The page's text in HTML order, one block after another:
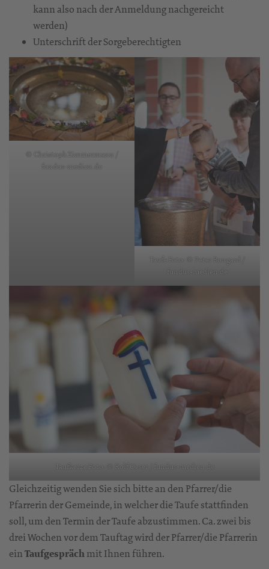
kann also nach der Anmeldung nachgereicht
werden)
Unterschrift der Sorgeberechtigten
© Christoph Zimmermann /
fundus-medien.de
Taufe Foto: © Peter Bongard /
fundus-medien.de
Taufkerze Foto: © Rolf Oeser / fundus-medien.de
Gleichzeitig wenden Sie sich bitte an den Pfarrer/die
Pfarrerin der Gemeinde, in welcher die Taufe stattfinden
soll, um den Termin der Taufe abzustimmen. Ca. zwei bis
drei Wochen vor dem Tauftag wird der Pfarrer/die Pfarrerin
einTaufgesprächmit Ihnen führen.